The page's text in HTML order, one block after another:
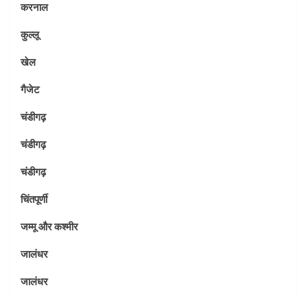
करनाल
कुल्लू
खेल
गैजेट
चंडीगढ़
चंडीगढ़
चंडीगढ़
चिंतपूर्णी
जम्मू और कश्मीर
जालंधर
जालंधर